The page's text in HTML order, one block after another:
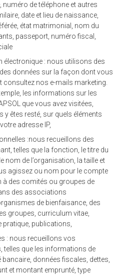
numéro de téléphone et autres
date et lieu de naissance,
état matrimonial, nom du
passeport, numéro fiscal,
électronique : nous utilisons des
données sur la façon dont vous
consultez nos e-mails marketing.
les informations sur les
que vous avez visitées,
y êtes resté, sur quels éléments
adresse IP,
:nous recueillons des
telles que la fonction, le titre du
nom de l’organisation, la taille et
agissez ou nom pour le compte
à des comités ou groupes de
des associations
de bienfaisance, des
groupes, curriculum vitae,
pratique, publications,
: nous recueillons vos
telles que les informations de
données fiscales, dettes,
et montant emprunté, type